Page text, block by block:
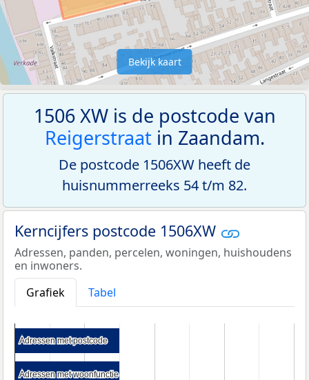
Bekijk kaart
1506 XW is de postcode van
Reigerstraatin Zaandam.
De postcode 1506XW heeft de
huisnummerreeks 54 t/m 82.
Kerncijfers postcode 1506XW
Adressen, panden, percelen, woningen, huishoudens
en inwoners.
Grafiek
Tabel
Adressen met postcode
Adressen met postcode
Adressen met woonfunctie
Adressen met woonfunctie